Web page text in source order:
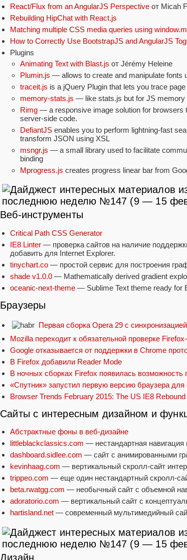
React/Flux from an AngularJS Perspective от Micah
Rebuilding HipChat with React.js
Matching multiple CSS media queries using
How to Correctly Use BootstrapJS and AngularJS
Plugins
Animating Text with Blast.js от Jérémy Heleine
Plumin.js — allows to create and manipulate fonts
traceit.js is a jQuery Plugin that lets you trace
memory-stats.js — like stats.js but for JS memory
Rimg — a responsive image solution for browsers
server-side code.
DefiantJS enables you to perform lightning-fast
transform JSON using XSL
msngr.js — a small library used to facilitate
binding
Mprogress.js creates progress linear bar from
Веб-инструменты
Critical Path CSS Generator
IE8 Linter — проверка сайтов на наличие
добавить для Internet Explorer.
tinychart.co — простой сервис для построения
shade v1.0.0 — Mathematically derived gradient
oceanic-next-theme — Sublime Text theme ready for
Браузеры
Первая сборка Opera 29 с
Mozilla переходит к обязательной проверке
Google отказывается от поддержки в Chrome
В Firefox добавили Reader Mode
В ночных сборках Firefox появилась возможность
«Спутник» запустил первую версию браузера
Browser Trends February 2015: The US IE8 Rebound
Сайты с интересным дизайном и
Абстрактные фоны в веб-дизайне
littleblackclassics.com — нестандартная
dashboard.sidlee.com — сайт с анимированными
kevinhaag.com — вертикальный скролл-сайт
trippeo.com — еще один нестандартный скролл-
beta.rwatgg.com — необычный сайт с объемной
adoratorio.com — вертикальный сайт с
hartisland.net — современный мультимедийный
Дизайн